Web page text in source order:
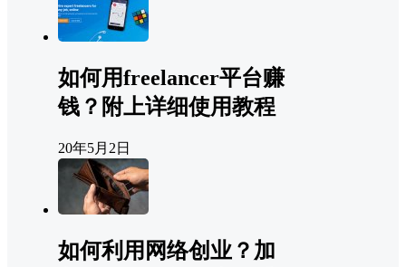
如何用freelancer平台赚
钱？附上详细使用教程
20年5月2日
如何利用网络创业？加